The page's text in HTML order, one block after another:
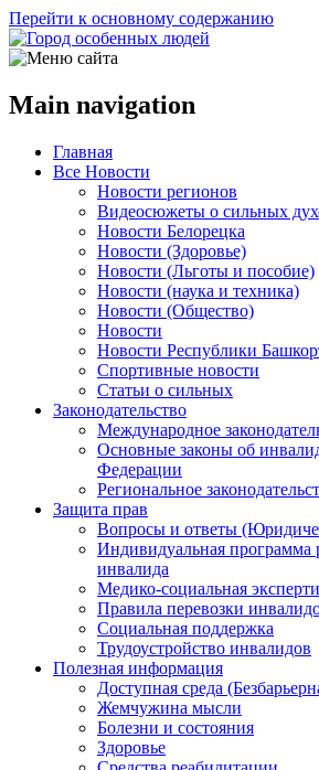
Перейти к основному содержанию
Main navigation
Главная
Все Новости
Новости регионов
Видеосюжеты о сильных
Новости Белорецка
Новости (Здоровье)
Новости (Льготы и пособие)
Новости (наука и техника)
Новости (Общество)
Новости
Новости Республики
Спортивные новости
Статьи о сильных
Законодательство
Международное
Основные законы об
Федерации
Региональное
Защита прав
Вопросы и ответы
Индивидуальная программа
инвалида
Медико-социальная
Правила перевозки
Социальная поддержка
Трудоустройство инвалидов
Полезная информация
Доступная среда
Жемчужина мысли
Болезни и состояния
Здоровье